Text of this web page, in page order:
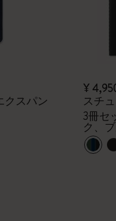
クスパン
¥
スチ
3冊セ
ク、